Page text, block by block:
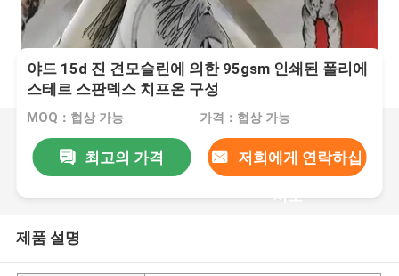
야드 15d 진 견모슬린에 의한 95gsm 인쇄된 폴리에
스테르 스판덱스 치프온 구성
MOQ：협상 가능 가격：협상 가능
최고의 가격 저희에게 연락하십
시오
제품 설명